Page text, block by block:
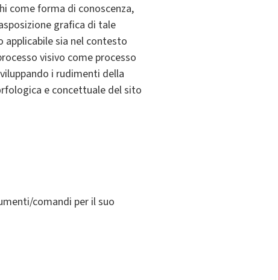
come forma di conoscenza,
grafica di tale
sia nel contesto
visivo come processo
i rudimenti della
e concettuale del sito
comandi per il suo